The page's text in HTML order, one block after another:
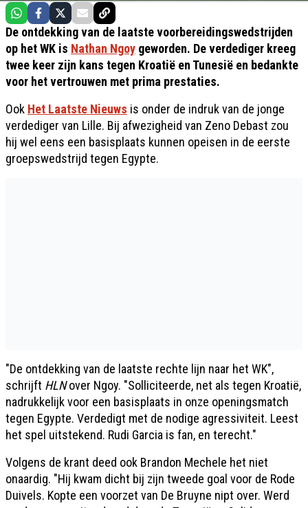
De ontdekking van de laatste voorbereidingswedstrijden
op het WK is Nathan Ngoy geworden. De verdediger kreeg
twee keer zijn kans tegen Kroatië en Tunesië en bedankte
voor het vertrouwen met prima prestaties.
Ook Het Laatste Nieuws is onder de indruk van de jonge
verdediger van Lille. Bij afwezigheid van Zeno Debast zou
hij wel eens een basisplaats kunnen opeisen in de eerste
groepswedstrijd tegen Egypte.
"De ontdekking van de laatste rechte lijn naar het WK",
schrijft HLNover Ngoy. "Solliciteerde, net als tegen Kroatië,
nadrukkelijk voor een basisplaats in onze openingsmatch
tegen Egypte. Verdedigt met de nodige agressiviteit. Leest
het spel uitstekend. Rudi Garcia is fan, en terecht."
Volgens de krant deed ook Brandon Mechele het niet
onaardig. "Hij kwam dicht bij zijn tweede goal voor de Rode
Duivels. Kopte een voorzet van De Bruyne nipt over. Werd